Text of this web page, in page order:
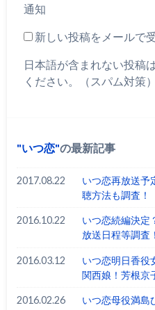
通知
新しい投稿をメールで
日本語が含まれない投稿
ください。（スパム対策）
いつ恋 の最新記事
2017.08.22
いつ恋再放送予
聴方法も調査！
2016.10.22
いつ恋続編決定
放送日程等調査！
2016.03.12
いつ恋明日香役
関西娘！芳根京
2016.02.26
いつ恋母役満島